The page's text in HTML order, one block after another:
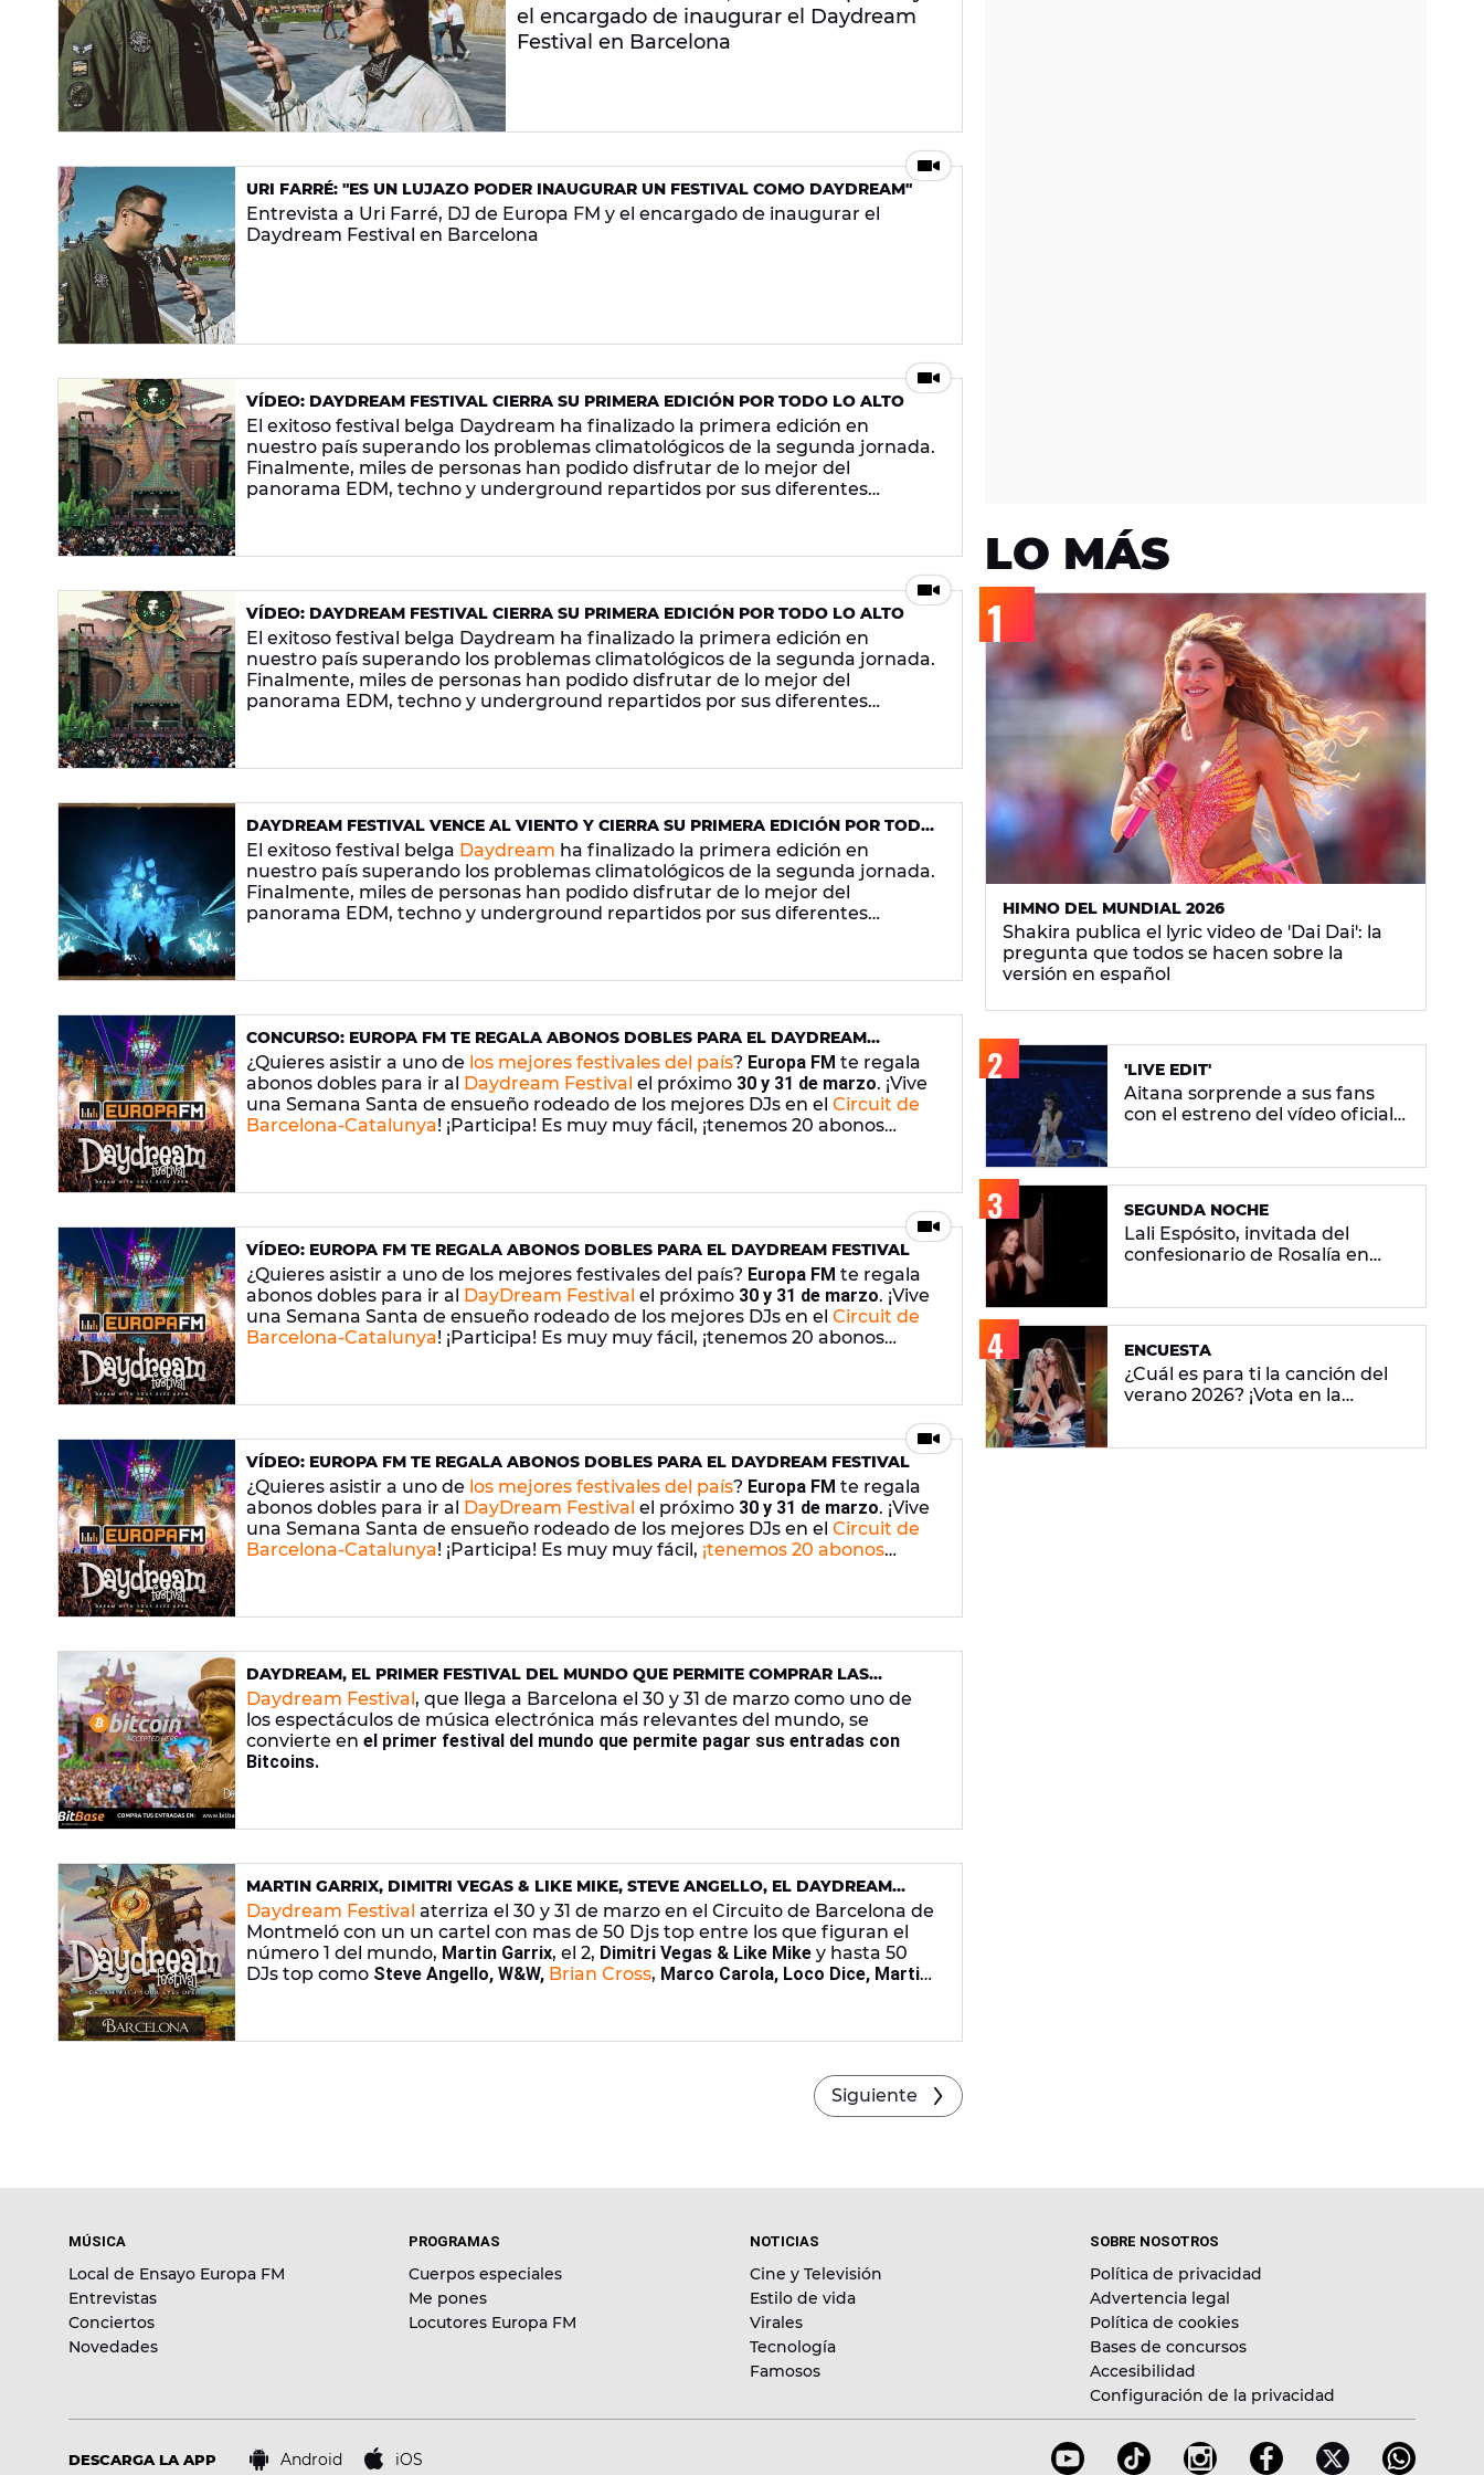
el encargado de inaugurar el Daydream
Festival en Barcelona
URI FARRÉ: "ES UN LUJAZO PODER INAUGURAR UN FESTIVAL COMO DAYDREAM"
Entrevista a Uri Farré, DJ de Europa FM y el encargado de inaugurar el
Daydream Festival en Barcelona
VÍDEO: DAYDREAM FESTIVAL CIERRA SU PRIMERA EDICIÓN POR TODO LO ALTO
El exitoso festival belga Daydream ha finalizado la primera edición en
nuestro país superando los problemas climatológicos de la segunda jornada.
Finalmente, miles de personas han podido disfrutar de lo mejor del
panorama EDM, techno y underground repartidos por sus diferentes
VÍDEO: DAYDREAM FESTIVAL CIERRA SU PRIMERA EDICIÓN POR TODO LO ALTO
El exitoso festival belga Daydream ha finalizado la primera edición en
nuestro país superando los problemas climatológicos de la segunda jornada.
Finalmente, miles de personas han podido disfrutar de lo mejor del
panorama EDM, techno y underground repartidos por sus diferentes
DAYDREAM FESTIVAL VENCE AL VIENTO Y CIERRA SU PRIMERA EDICIÓN POR TODO
LO ALTO
El exitoso festival belga Daydream ha finalizado la primera edición en
nuestro país superando los problemas climatológicos de la segunda jornada.
Finalmente, miles de personas han podido disfrutar de lo mejor del
panorama EDM, techno y underground repartidos por sus diferentes
CONCURSO: EUROPA FM TE REGALA ABONOS DOBLES PARA EL DAYDREAM
FESTIVAL, ¡YA TENEMOS GANADORES!
¿Quieres asistir a uno de los mejores festivales del país? Europa FM te regala
abonos dobles para ir al Daydream Festival el próximo 30 y 31 de marzo. ¡Vive
una Semana Santa de ensueño rodeado de los mejores DJs en el Circuit de
Barcelona-Catalunya! ¡Participa! Es muy muy fácil, ¡tenemos 20 abonos
VÍDEO: EUROPA FM TE REGALA ABONOS DOBLES PARA EL DAYDREAM FESTIVAL
¿Quieres asistir a uno de los mejores festivales del país? Europa FM te regala
abonos dobles para ir al DayDream Festival el próximo 30 y 31 de marzo. ¡Vive
una Semana Santa de ensueño rodeado de los mejores DJs en el Circuit de
Barcelona-Catalunya! ¡Participa! Es muy muy fácil, ¡tenemos 20 abonos
VÍDEO: EUROPA FM TE REGALA ABONOS DOBLES PARA EL DAYDREAM FESTIVAL
¿Quieres asistir a uno de los mejores festivales del país? Europa FM te regala
abonos dobles para ir al DayDream Festival el próximo 30 y 31 de marzo. ¡Vive
una Semana Santa de ensueño rodeado de los mejores DJs en el Circuit de
Barcelona-Catalunya! ¡Participa! Es muy muy fácil, ¡tenemos 20 abonos
DAYDREAM, EL PRIMER FESTIVAL DEL MUNDO QUE PERMITE COMPRAR LAS
ENTRADAS CON BITCOINS
Daydream Festival, que llega a Barcelona el 30 y 31 de marzo como uno de
los espectáculos de música electrónica más relevantes del mundo, se
convierte en el primer festival del mundo que permite pagar sus entradas con
Bitcoins.
MARTIN GARRIX, DIMITRI VEGAS & LIKE MIKE, STEVE ANGELLO, EL DAYDREAM
FESTIVAL CIERRA UN CARTEL DE LUJO PARA SU PRIMERA EDICIÓN
Daydream Festival aterriza el 30 y 31 de marzo en el Circuito de Barcelona de
Montmeló con un un cartel con mas de 50 Djs top entre los que figuran el
número 1 del mundo, Martin Garrix, el 2, Dimitri Vegas & Like Mike y hasta 50
DJs top como Steve Angello, W&W, Brian Cross, Marco Carola, Loco Dice, Martin
abonos para el festivalen su weboel Corte Inglés.
Siguiente
LO MÁS
HIMNO DEL MUNDIAL 2026
Shakira publica el lyric video de 'Dai Dai': la
pregunta que todos se hacen sobre la
versión en español
'LIVE EDIT'
Aitana sorprende a sus fans
con el estreno del vídeo oficial
SEGUNDA NOCHE
Lali Espósito, invitada del
confesionario de Rosalía en
ENCUESTA
¿Cuál es para ti la canción del
verano 2026? ¡Vota en la
MÚSICA
Local de Ensayo Europa FM
Entrevistas
Conciertos
Novedades
PROGRAMAS
Cuerpos especiales
Me pones
Locutores Europa FM
NOTICIAS
Cine y Televisión
Estilo de vida
Virales
Tecnología
Famosos
SOBRE NOSOTROS
Política de privacidad
Advertencia legal
Política de cookies
Bases de concursos
Accesibilidad
Configuración de la privacidad
DESCARGA LA APP Android iOS